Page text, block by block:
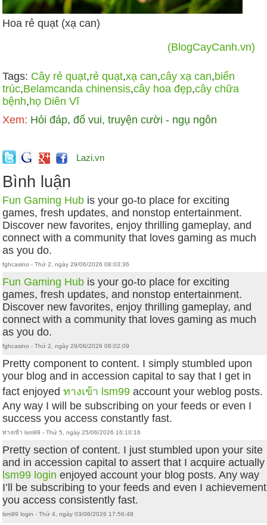
Hoa rẻ quạt (xạ can)
(BlogCayCanh.vn)
Tags: Cây rẻ quạt,rẻ quạt,xạ can,cây xạ can,biển
trúc,Belamcanda chinensis,cây hoa đẹp,cây chữa
bệnh,họ Diên Vĩ
Xem: Hỏi đáp, đố vui, truyện cười - ngụ ngôn
Lazi.vn
Bình luận
Fun Gaming Hub is your go-to place for exciting
games, fresh updates, and nonstop entertainment.
Discover new favorites, enjoy thrilling gameplay, and
connect with a community that loves gaming as much
as you do.
fghcasino - Thứ 2, ngày 29/06/2026 08:03:36
Fun Gaming Hub is your go-to place for exciting
games, fresh updates, and nonstop entertainment.
Discover new favorites, enjoy thrilling gameplay, and
connect with a community that loves gaming as much
as you do.
fghcasino - Thứ 2, ngày 29/06/2026 08:02:09
Pretty component to content. I simply stumbled upon
your blog and in accession capital to say that I get in
fact enjoyedทางเข้า lsm99 account your weblog posts.
Any way I will be subscribing on your feeds or even I
success you access constantly fast.
ทางเข้า lsm99 - Thứ 5, ngày 25/06/2026 16:10:16
Pretty section of content. I just stumbled upon your site
and in accession capital to assert that I acquire actually
lsm99 login enjoyed account your blog posts. Any way
I’ll be subscribing to your feeds and even I achievement
you access consistently fast.
lsm99 login - Thứ 4, ngày 03/06/2026 17:56:48